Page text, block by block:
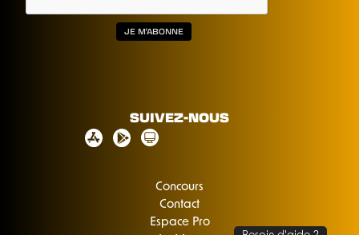
SUIVEZ-NOUS
Concours
Contact
Espace Pro